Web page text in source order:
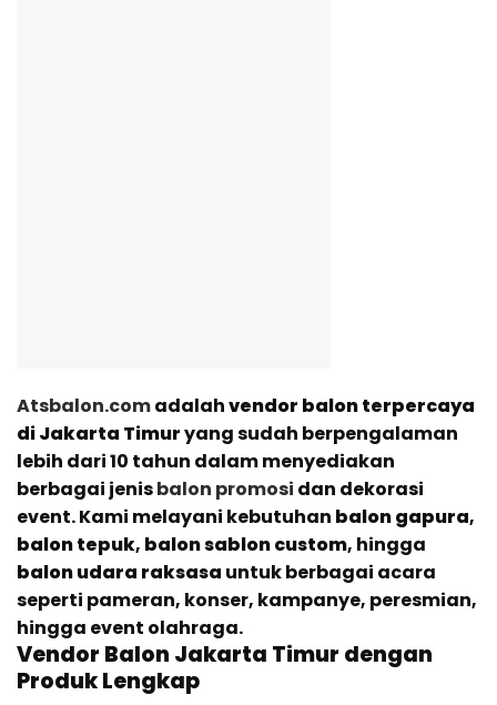
Atsbalon.comadalahvendor balon terpercaya
di Jakarta Timuryang sudah berpengalaman
lebih dari 10 tahun dalam menyediakan
berbagai jenisbalon promosi dan dekorasi
event. Kami melayani kebutuhan balon gapura,
balon tepuk, balon sablon custom, hingga
balon udara raksasa untuk berbagai acara
seperti pameran, konser, kampanye, peresmian,
hingga event olahraga.
Vendor Balon Jakarta Timur dengan
Produk Lengkap